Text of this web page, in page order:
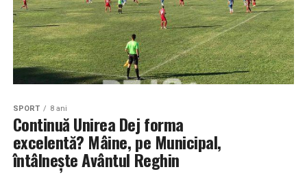
SPORT 8 ani
Continuă Unirea Dej forma
excelentă? Mâine, pe Municipal,
întâlnește Avântul Reghin